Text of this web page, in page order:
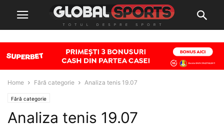
Home Fără categorie Analiza tenis 19.07
Fără categorie
Analiza tenis 19.07